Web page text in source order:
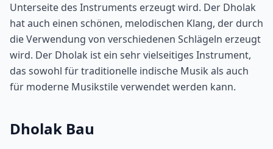
Unterseite des Instruments erzeugt wird. Der Dholak
hat auch einen schönen, melodischen Klang, der durch
die Verwendung von verschiedenen Schlägeln erzeugt
wird. Der Dholak ist ein sehr vielseitiges Instrument,
das sowohl für traditionelle indische Musik als auch
für moderne Musikstile verwendet werden kann.
Dholak Bau